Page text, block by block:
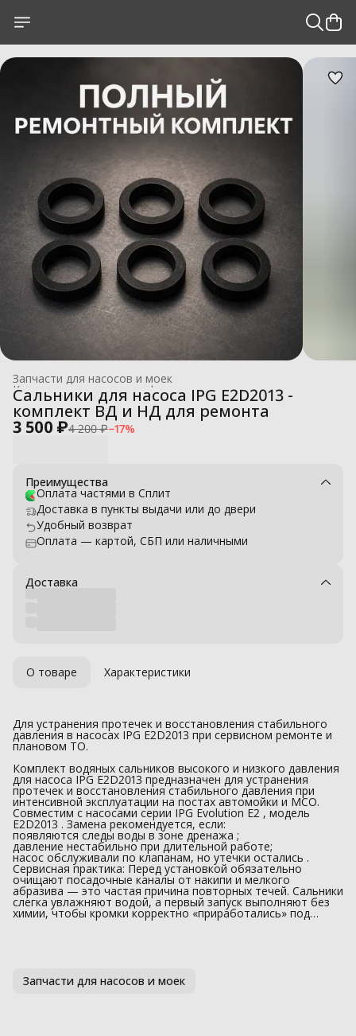
Запчасти для насосов и моек
Комплектующие для профессиональных моек высокого
Главная ›
Сальники для насоса IPG E2D2013 -
комплект ВД и НД для ремонта
3 500 ₽4 200 ₽−17%
Преимущества
Оплата частями в Сплит
Доставка в пункты выдачи или до двери
Удобный возврат
Оплата — картой, СБП или наличными
Доставка
О товаре Характеристики
Для устранения протечек и восстановления стабильного
давления в насосах IPG E2D2013 при сервисном ремонте и
плановом ТО.
Комплект водяных сальников высокого и низкого давления
для насоса IPG E2D2013 предназначен для устранения
протечек и восстановления стабильного давления при
интенсивной эксплуатации на постах автомойки и МСО.
Совместим с насосами серии IPG Evolution E2 , модель
E2D2013 . Замена рекомендуется, если:
появляются следы воды в зоне дренажа ;
давление нестабильно при длительной работе;
насос обслуживали по клапанам, но утечки остались .
Сервисная практика: Перед установкой обязательно
очищают посадочные каналы от накипи и мелкого
абразива — это частая причина повторных течей. Сальники
слегка увлажняют водой, а первый запуск выполняют без
химии, чтобы кромки корректно «приработались» под…
Запчасти для насосов и моек